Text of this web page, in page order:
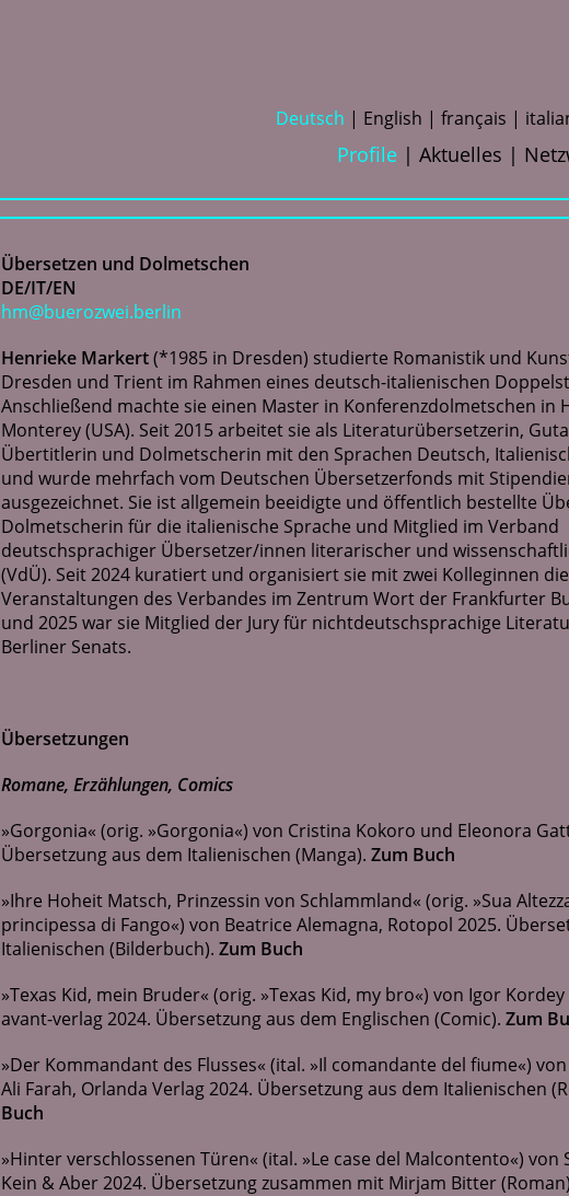
Deutsch English français i
Profile Aktuelles
Übersetzen und Dolmetschen
DE/IT/EN
hm@buerozwei.berlin
Henrieke Markert(*1985 in Dresden) studierte Romanistik und
Dresden und Trient im Rahmen eines deutsch-italienischen
Anschließend machte sie einen Master in Konferenzdolmetschen in
Monterey (USA). Seit 2015 arbeitet sie als Literaturübersetzerin,
Übertitlerin und Dolmetscherin mit den Sprachen Deutsch,
und wurde mehrfach vom Deutschen Übersetzerfonds mit
ausgezeichnet. Sie ist allgemein beeidigte und öffentlich bestellte
Dolmetscherin für die italienische Sprache und Mitglied im Verband
deutschsprachiger Übersetzer/innen literarischer und
(VdÜ). Seit 2024 kuratiert und organisiert sie mit zwei Kolleginnen die
Veranstaltungen des Verbandes im Zentrum Wort der Frankfurter
und 2025 war sie Mitglied der Jury für nichtdeutschsprachige
Berliner Senats.
Übersetzungen
Romane, Erzählungen, Comics
»Gorgonia« (orig. »Gorgonia«) von Cristina Kokoro und Eleonora
Übersetzung aus dem Italienischen (Manga).Zum Buch
»Ihre Hoheit Matsch, Prinzessin von Schlammland« (orig. »Sua
principessa di Fango«) von Beatrice Alemagna, Rotopol 2025.
Italienischen (Bilderbuch).Zum Buch
»Texas Kid, mein Bruder« (orig. »Texas Kid, my bro«) von Igor
avant-verlag 2024. Übersetzung aus dem Englischen (Comic).Zum
»Der Kommandant des Flusses« (ital. »Il comandante del fiume«)
Ali Farah, Orlanda Verlag 2024. Übersetzung aus dem Italienischen
Buch
»Hinter verschlossenen Türen« (ital. »Le case del Malcontento«) von
Kein & Aber 2024. Übersetzung zusammen mit Mirjam Bitter